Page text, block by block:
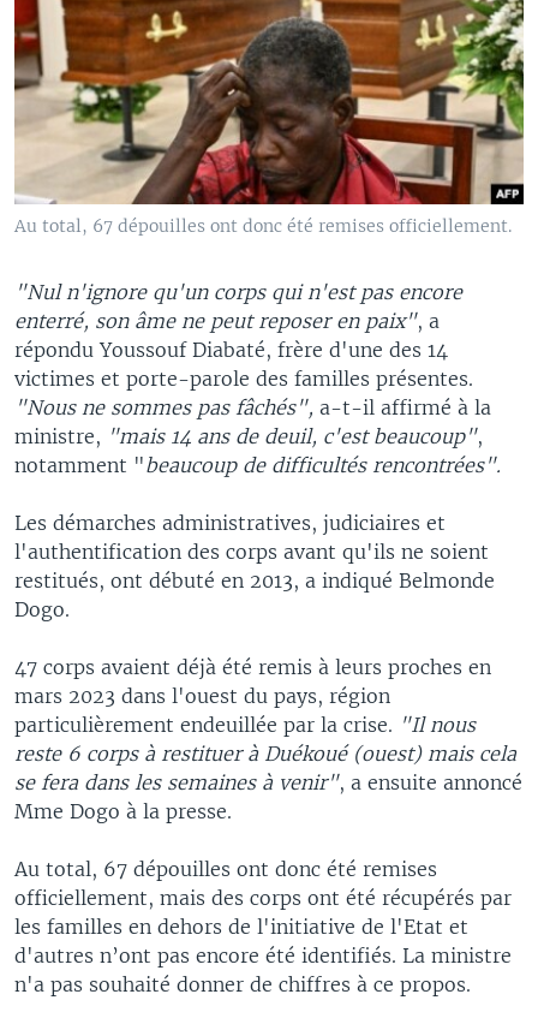
Au total, 67 dépouilles ont donc été remises officiellement.
"Nul n'ignore qu'un corps qui n'est pas encore
enterré, son âme ne peut reposer en paix", a
répondu Youssouf Diabaté, frère d'une des 14
victimes et porte-parole des familles présentes.
"Nous ne sommes pas fâchés", a-t-il affirmé à la
ministre, "mais 14 ans de deuil, c'est beaucoup",
notamment "beaucoup de difficultés rencontrées".
Les démarches administratives, judiciaires et
l'authentification des corps avant qu'ils ne soient
restitués, ont débuté en 2013, a indiqué Belmonde
Dogo.
47 corps avaient déjà été remis à leurs proches en
mars 2023 dans l'ouest du pays, région
particulièrement endeuillée par la crise. "Il nous
reste 6 corps à restituer à Duékoué (ouest) mais cela
se fera dans les semaines à venir", a ensuite annoncé
Mme Dogo à la presse.
Au total, 67 dépouilles ont donc été remises
officiellement, mais des corps ont été récupérés par
les familles en dehors de l'initiative de l'Etat et
d'autres n’ont pas encore été identifiés. La ministre
n'a pas souhaité donner de chiffres à ce propos.